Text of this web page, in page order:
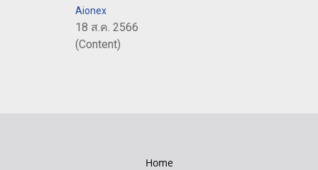
Aionex
18 ส.ค. 2566
(Content)
Home